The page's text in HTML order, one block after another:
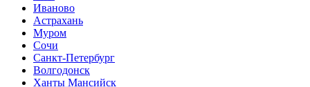
Иваново
Астрахань
Муром
Сочи
Санкт-Петербург
Волгодонск
Ханты Мансийск